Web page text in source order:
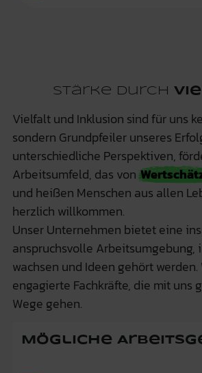
Stärke durch
Vielfalt und Inklusion sind für uns
sondern Grundpfeiler unseres
unterschiedliche Perspektiven,
Arbeitsumfeld, das von
und heißen Menschen aus allen
herzlich willkommen.
Unser Unternehmen bietet eine
anspruchsvolle Arbeitsumgebung,
wachsen und Ideen gehört werden.
engagierte Fachkräfte, die mit uns
Wege gehen.
Mögliche